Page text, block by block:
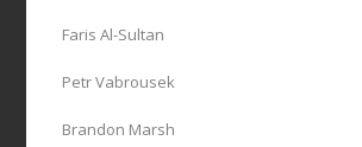
Faris Al-Sultan
Petr Vabrousek
Brandon Marsh